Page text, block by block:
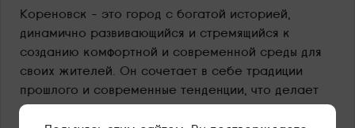
Кореновск – это город с богатой историей,
динамично развивающийся и стремящийся к
созданию комфортной и современной среды для
своих жителей. Он сочетает в себе традиции
прошлого и современные тенденции, что делает
его привлекательным для жизни, работы и